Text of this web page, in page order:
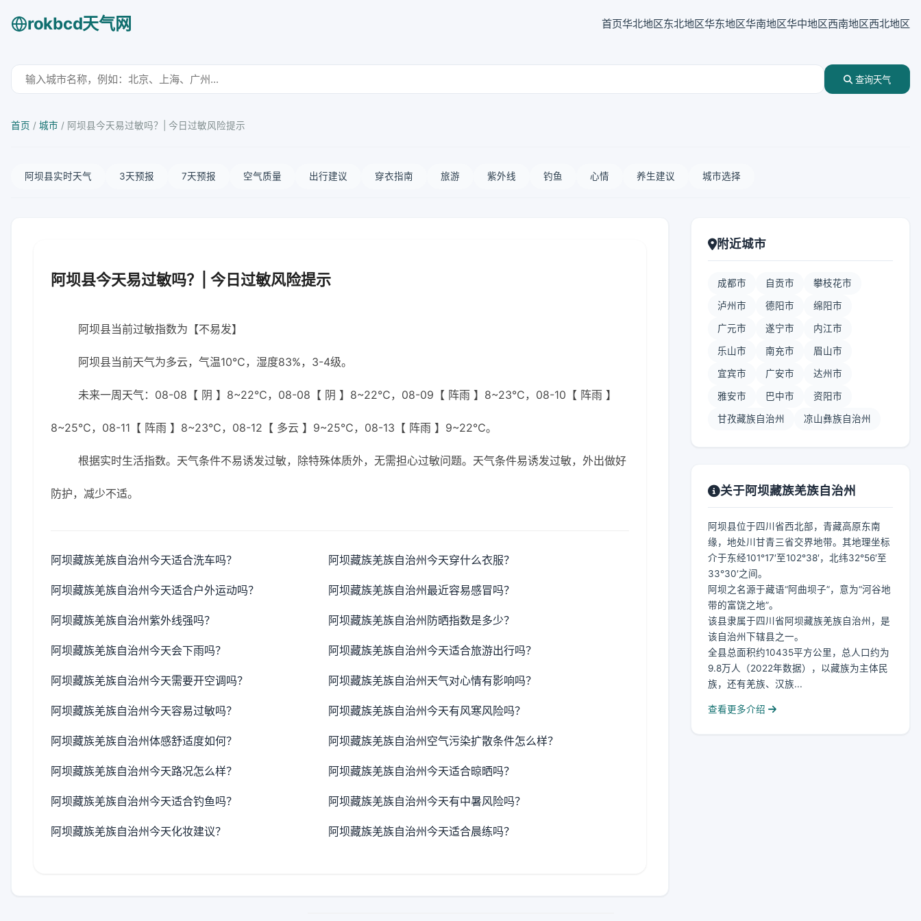
rokbcd天气网 首页华北地区东北地区华东地区华南地区华中地区西南地区西北地区
查询天气
首页 / 城市 / 阿坝县今天易过敏吗？| 今日过敏风险提示
阿坝县实时天气 3天预报 7天预报 空气质量 出行建议 穿衣指南 旅游 紫外线 钓鱼 心情 养生建议 城市选择
阿坝县今天易过敏吗？| 今日过敏风险提示
阿坝县当前过敏指数为【不易发】
阿坝县当前天气为多云，气温10℃，湿度83%，3-4级。
未来一周天气：08-08【 阴 】8~22℃，08-08【 阴 】8~22℃，08-09【 阵雨 】8~23℃，08-10【 阵雨 】
8~25℃，08-11【 阵雨 】8~23℃，08-12【 多云 】9~25℃，08-13【 阵雨 】9~22℃。
根据实时生活指数。天气条件不易诱发过敏，除特殊体质外，无需担心过敏问题。天气条件易诱发过敏，外出做好
防护，减少不适。
阿坝藏族羌族自治州今天适合洗车吗？ 阿坝藏族羌族自治州今天穿什么衣服？
阿坝藏族羌族自治州今天适合户外运动吗？ 阿坝藏族羌族自治州最近容易感冒吗？
阿坝藏族羌族自治州紫外线强吗？ 阿坝藏族羌族自治州防晒指数是多少？
阿坝藏族羌族自治州今天会下雨吗？ 阿坝藏族羌族自治州今天适合旅游出行吗？
阿坝藏族羌族自治州今天需要开空调吗？ 阿坝藏族羌族自治州天气对心情有影响吗？
阿坝藏族羌族自治州今天容易过敏吗？ 阿坝藏族羌族自治州今天有风寒风险吗？
阿坝藏族羌族自治州体感舒适度如何？ 阿坝藏族羌族自治州空气污染扩散条件怎么样？
阿坝藏族羌族自治州今天路况怎么样？ 阿坝藏族羌族自治州今天适合晾晒吗？
阿坝藏族羌族自治州今天适合钓鱼吗？ 阿坝藏族羌族自治州今天有中暑风险吗？
阿坝藏族羌族自治州今天化妆建议？ 阿坝藏族羌族自治州今天适合晨练吗？
附近城市
成都市 自贡市 攀枝花市
泸州市 德阳市 绵阳市
广元市 遂宁市 内江市
乐山市 南充市 眉山市
宜宾市 广安市 达州市
雅安市 巴中市 资阳市
甘孜藏族自治州 凉山彝族自治州
关于阿坝藏族羌族自治州
阿坝县位于四川省西北部，青藏高原东南
缘，地处川甘青三省交界地带。其地理坐标
介于东经101°17′至102°38′，北纬32°56′至
33°30′之间。
阿坝之名源于藏语“阿曲坝子”，意为“河谷地
带的富饶之地”。
该县隶属于四川省阿坝藏族羌族自治州，是
该自治州下辖县之一。
全县总面积约10435平方公里，总人口约为
9.8万人（2022年数据），以藏族为主体民
族，还有羌族、汉族...
查看更多介绍